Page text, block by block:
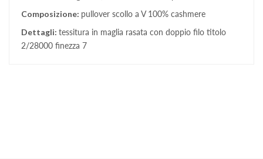
Composizione: pullover scollo a V 100% cashmere
Dettagli: tessitura in maglia rasata con doppio filo titolo
2/28000 finezza 7